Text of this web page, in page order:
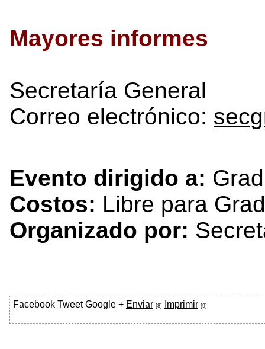
Mayores informes
Secretaría General
Correo electrónico:
Evento dirigido a:
Costos: Libre para
Organizado por:
Facebook Tweet Google + Enviar [8] Imprimir [9]